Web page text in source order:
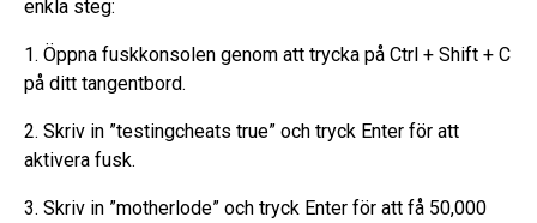
enkla steg:
1. Öppna fuskkonsolen genom att trycka på Ctrl + Shift + C
på ditt tangentbord.
2. Skriv in ”testingcheats true” och tryck Enter för att
aktivera fusk.
3. Skriv in ”motherlode” och tryck Enter för att få 50,000